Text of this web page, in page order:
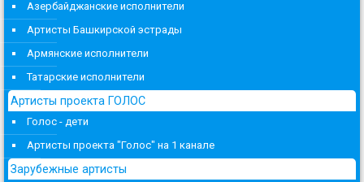
Азербайджанские исполнители
Артисты Башкирской эстрады
Армянские исполнители
Татарские исполнители
Артисты проекта ГОЛОС
Голос - дети
Артисты проекта "Голос" на 1 канале
Зарубежные артисты